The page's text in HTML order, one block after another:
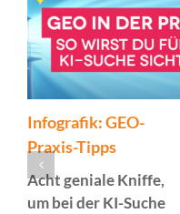
Infografik: GEO-
Praxis-Tipps
Acht geniale Kniffe,
um bei der KI-Suche